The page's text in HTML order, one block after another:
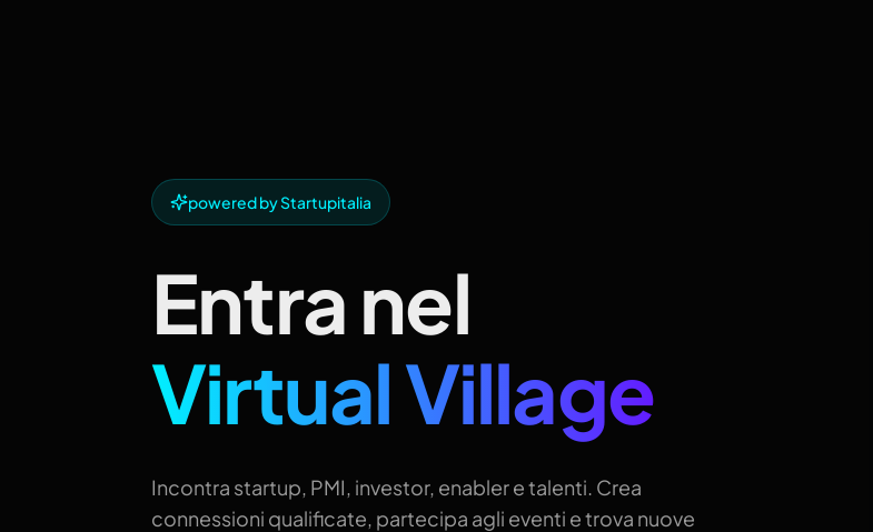
powered by Startupitalia
Entra nel
Virtual Village
Incontra startup, PMI, investor, enabler e talenti. Crea
connessioni qualificate, partecipa agli eventi e trova nuove